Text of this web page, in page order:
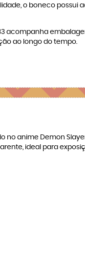
o boneco
acompanha
ao longo do tempo.
no anime Demon
ideal para